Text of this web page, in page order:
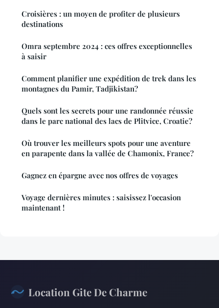
Croisières : un moyen de profiter de plusieurs
destinations
Omra septembre 2024 : ces offres exceptionnelles
à saisir
Comment planifier une expédition de trek dans les
montagnes du Pamir, Tadjikistan?
Quels sont les secrets pour une randonnée réussie
dans le parc national des lacs de Plitvice, Croatie?
Où trouver les meilleurs spots pour une aventure
en parapente dans la vallée de Chamonix, France?
Gagnez en épargne avec nos offres de voyages
Voyage dernières minutes : saisissez l'occasion
maintenant !
Location Gite De Charme